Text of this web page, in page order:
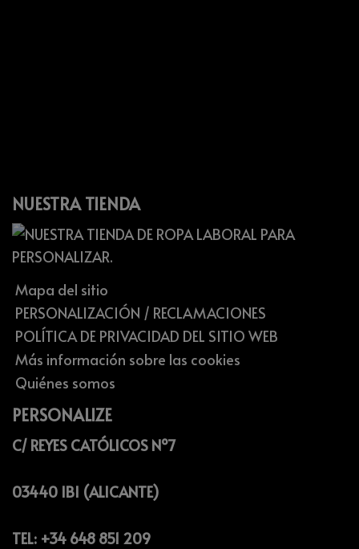
NUESTRA TIENDA
Mapa del sitio
PERSONALIZACIÓN / RECLAMACIONES
POLÍTICA DE PRIVACIDAD DEL SITIO WEB
Más información sobre las cookies
Quiénes somos
PERSONALIZE
C/ REYES CATÓLICOS Nº7
03440 IBI (ALICANTE)
TEL: +34 648 851 209